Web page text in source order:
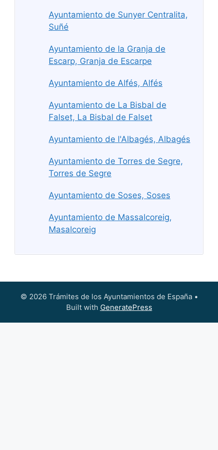
Ayuntamiento de Sunyer Centralita,
Suñé
Ayuntamiento de la Granja de
Escarp, Granja de Escarpe
Ayuntamiento de Alfés, Alfés
Ayuntamiento de La Bisbal de
Falset, La Bisbal de Falset
Ayuntamiento de l'Albagés, Albagés
Ayuntamiento de Torres de Segre,
Torres de Segre
Ayuntamiento de Soses, Soses
Ayuntamiento de Massalcoreig,
Masalcoreig
© 2026 Trámites de los Ayuntamientos de España•
Built with GeneratePress